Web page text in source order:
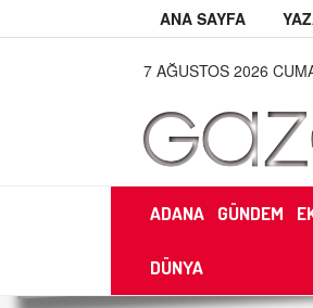
ANA SAYFA
7 AĞUSTOS 2026
ADANA GÜNDEM
DÜNYA